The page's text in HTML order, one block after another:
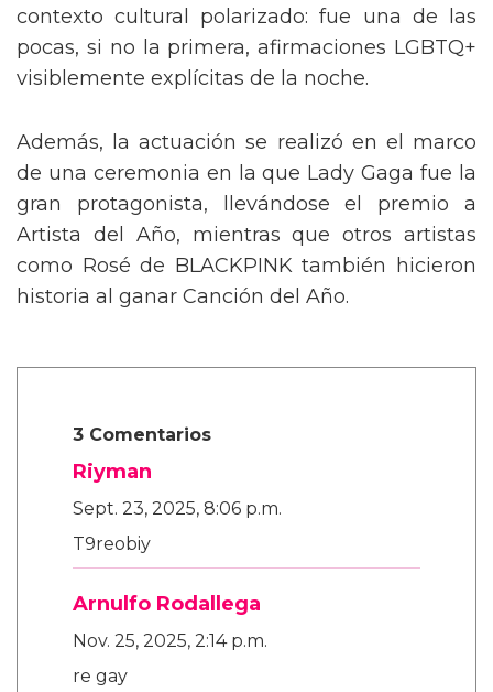
contexto cultural polarizado: fue una de las
pocas, si no la primera, afirmaciones LGBTQ+
visiblemente explícitas de la noche.
Además, la actuación se realizó en el marco
de una ceremonia en la que Lady Gaga fue la
gran protagonista, llevándose el premio a
Artista del Año, mientras que otros artistas
como Rosé de BLACKPINK también hicieron
historia al ganar Canción del Año.
3 Comentarios
Riyman
Sept. 23, 2025, 8:06 p.m.
T9reobiy
Arnulfo Rodallega
Nov. 25, 2025, 2:14 p.m.
re gay